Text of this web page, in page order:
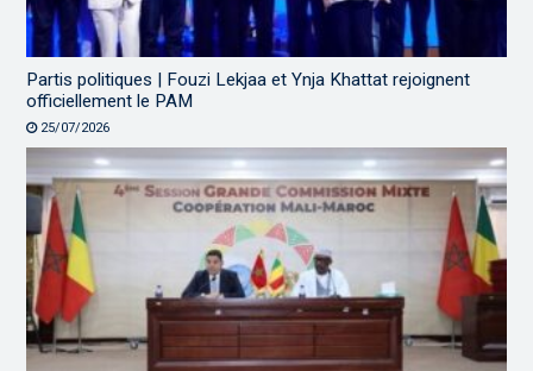
Partis politiques | Fouzi Lekjaa et Ynja Khattat rejoignent
officiellement le PAM
25/07/2026